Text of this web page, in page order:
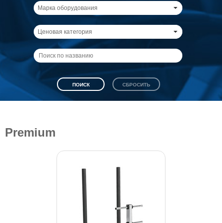
Марка оборудования
Ценовая категория
Premium